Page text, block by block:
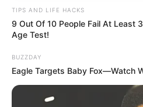
TIPS AND LIFE HACKS
9 Out Of 10 People Fail At Least
Age Test!
BUZZDAY
Eagle Targets Baby Fox—Watch